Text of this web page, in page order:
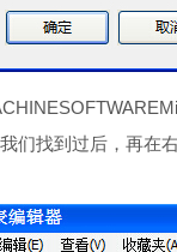
们找到过后，再在